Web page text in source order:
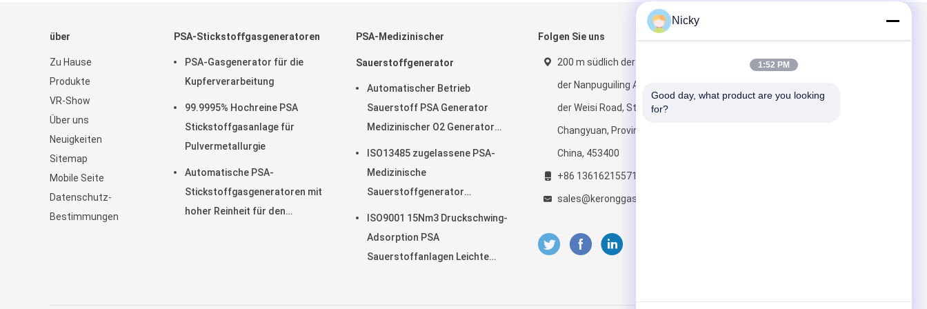
über
Zu Hause
Produkte
VR-Show
Über uns
Neuigkeiten
Sitemap
Mobile Seite
Datenschutz-
Bestimmungen
PSA-Stickstoffgasgeneratoren
PSA-Gasgenerator für die
Kupferverarbeitung
99.9995% Hochreine PSA
Stickstoffgasanlage für
Pulvermetallurgie
Automatische PSA-
Stickstoffgasgeneratoren mit
hoher Reinheit für den
PSA-Medizinischer
Sauerstoffgenerator
Automatischer Betrieb
Sauerstoff PSA Generator
Medizinischer O2 Generator
ISO13485 zugelassene PSA-
Medizinische
Sauerstoffgenerator
ISO9001 15Nm3 Druckschwing-
Adsorption PSA
Sauerstoffanlagen Leichte
Folgen Sie uns
200 m südlich der Kreuzung
der Nanpuguiling Avenue und
der Weisi Road, Stadt
Changyuan, Provinz Henan,
China, 453400
+86 13616215571
sales@keronggas.com
Nicky
1:52 PM
Good day, what product are you looking
for?